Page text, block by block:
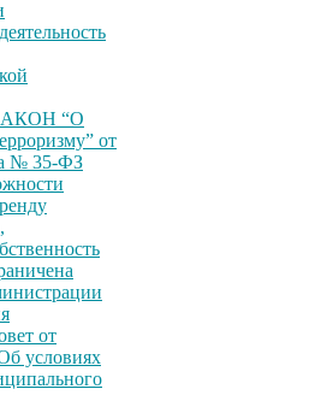
“О
от
№ 35-ФЗ
от
условиях